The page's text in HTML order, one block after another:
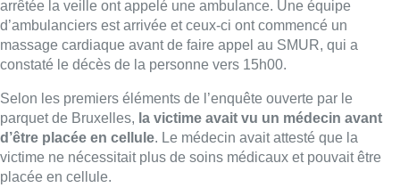
judiciaire fédérale sur les lieux. Un médecin légiste a
également été requis. Il pratiqueraune autopsie prévue ce
mercredi , afin notamment de procéder à des analyses
toxicologiques.
Selon la DH, la victime serait un homme en séjour illégal, né
en 2003. Le parquet de Bruxelles ne confirme pas l’information
et ne fait aucun autre commentaire à ce sujet.
Gr.I. – Photo : illustration Belga/John Thys